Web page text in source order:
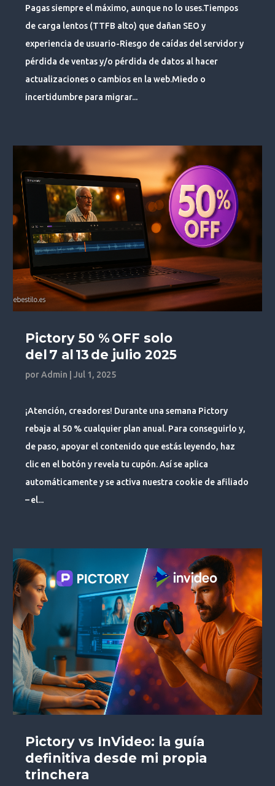
Pagas siempre el máximo, aunque no lo uses.Tiempos
de carga lentos (TTFB alto) que dañan SEO y
experiencia de usuario-Riesgo de caídas del servidor y
pérdida de ventas y/o pérdida de datos al hacer
actualizaciones o cambios en la web.Miedo o
incertidumbre para migrar...
Pictory 50 % OFF solo
del 7 al 13 de julio 2025
porAdmin |Jul 1, 2025
¡Atención, creadores! Durante una semana Pictory
rebaja al 50 % cualquier plan anual. Para conseguirlo y,
de paso, apoyar el contenido que estás leyendo, haz
clic en el botón y revela tu cupón. Así se aplica
automáticamente y se activa nuestra cookie de afiliado
– el...
Pictory vs InVideo: la guía
definitiva desde mi propia
trinchera